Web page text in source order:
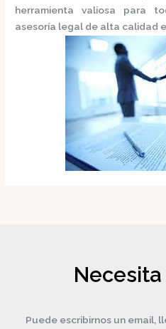
herramienta valiosa para
asesoría legal de alta calidad
Necesita
Puede escribirnos un email,